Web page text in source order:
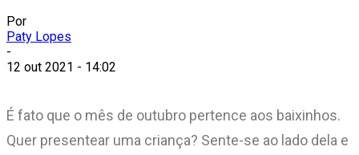
Por
Paty Lopes
-
12 out 2021 - 14:02
É fato que o mês de outubro pertence aos baixinhos.
Quer presentear uma criança? Sente-se ao lado dela e